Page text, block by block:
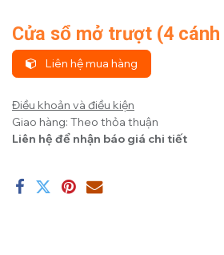
Cửa sổ mở trượt (4
Liên hệ mua hàng
Điều khoản và điều kiện
Giao hàng: Theo thỏa thuận
Liên hệ để nhận báo giá chi tiết